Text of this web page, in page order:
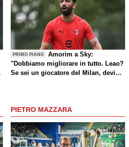
PRIMO PIANO
Amorim a Sky:
"Dobbiamo migliorare in tutto. Leao?
Se sei un giocatore del Milan, devi
PIETRO MAZZARA